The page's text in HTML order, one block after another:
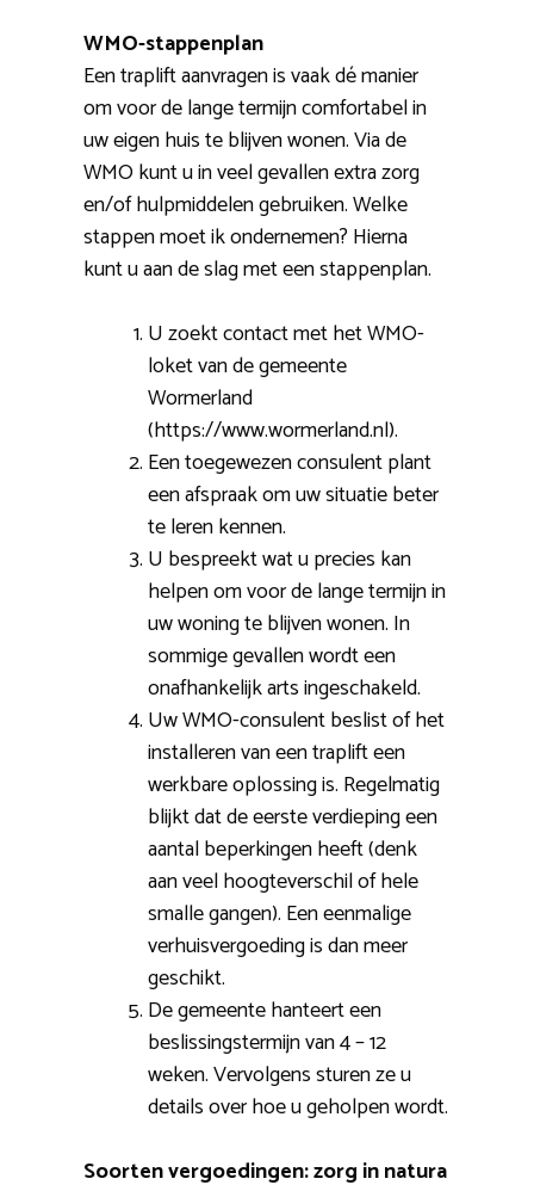
WMO-stappenplan
Een traplift aanvragen is vaak dé manier
om voor de lange termijn comfortabel in
uw eigen huis te blijven wonen. Via de
WMO kunt u in veel gevallen extra zorg
en/of hulpmiddelen gebruiken. Welke
stappen moet ik ondernemen? Hierna
kunt u aan de slag met een stappenplan.
U zoekt contact met het WMO-
loket van de gemeente
Wormerland
(https://www.wormerland.nl).
Een toegewezen consulent plant
een afspraak om uw situatie beter
te leren kennen.
U bespreekt wat u precies kan
helpen om voor de lange termijn in
uw woning te blijven wonen. In
sommige gevallen wordt een
onafhankelijk arts ingeschakeld.
Uw WMO-consulent beslist of het
installeren van een traplift een
werkbare oplossing is. Regelmatig
blijkt dat de eerste verdieping een
aantal beperkingen heeft (denk
aan veel hoogteverschil of hele
smalle gangen). Een eenmalige
verhuisvergoeding is dan meer
geschikt.
De gemeente hanteert een
beslissingstermijn van 4 – 12
weken. Vervolgens sturen ze u
details over hoe u geholpen wordt.
Soorten vergoedingen: zorg in natura